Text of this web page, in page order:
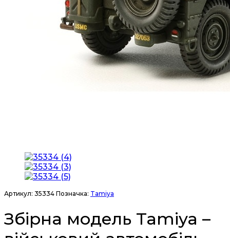
Артикул: 35334 Позначка: Tamiya
Збірна модель Tamiya –